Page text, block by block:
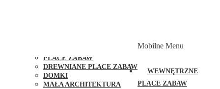
PLACE ZABAW
DREWNIANE PLACE ZABAW
DOMKI
MAŁA ARCHITEKTURA
Mobilne Menu
WEWNĘTRZNE
PLACE ZABAW